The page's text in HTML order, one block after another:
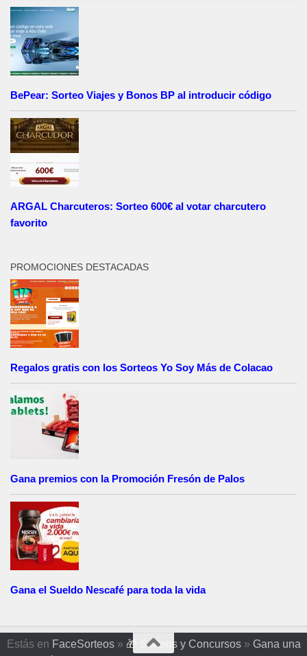
BePear: Sorteo Viajes y Bonos BP al introducir código
ARGAL Charcuteros: Sorteo 600€ al votar charcutero
favorito
PROMOCIONES DESTACADAS
Regalos gratis con los Sorteos Yo Soy Más de Colacao
Gana premios con la Promoción Fresón de Palos
Gana el Sueldo Nescafé para toda la vida
Estás en FaceSorteos» 🎁 Sorteos y Concursos» Gana una